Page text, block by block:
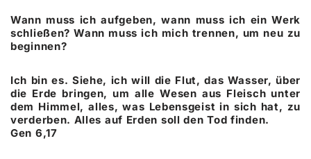
Wann muss ich aufgeben, wann muss ich ein Werk
schließen? Wann muss ich mich trennen, um neu zu
beginnen?
Ich bin es. Siehe, ich will die Flut, das Wasser, über
die Erde bringen, um alle Wesen aus Fleisch unter
dem Himmel, alles, was Lebensgeist in sich hat, zu
verderben. Alles auf Erden soll den Tod finden.
Gen 6,17